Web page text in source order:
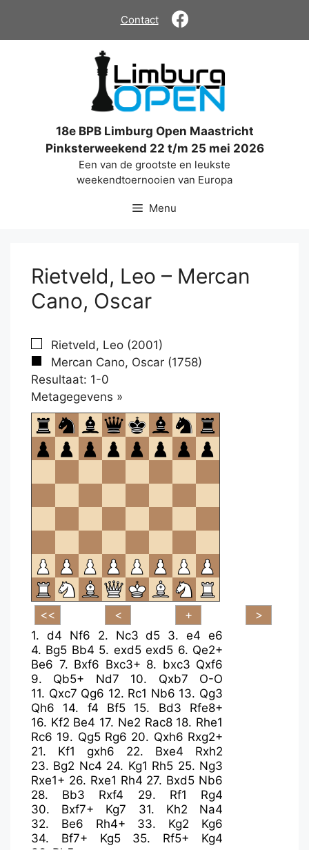
de
Contact
18e BPB Limburg Open Maastricht
Pinksterweekend 22 t/m 25 mei 2026
Een van de grootste en leukste
weekendtoernooien van Europa
Menu
Rietveld, Leo – Mercan
Cano, Oscar
Rietveld, Leo (2001)
Mercan Cano, Oscar (1758)
Resultaat: 1-0
Metagegevens »
om
te
openen.
1. d4 Nf6 2. Nc3 d5 3.e4 e6
4. Bg5 Bb4 5. exd5 exd5 6. Qe2+
Be6 7. Bxf6 Bxc3+ 8. bxc3 Qxf6
9. Qb5+ Nd7 10. Qxb7
O-O
11. Qxc7 Qg6 12. Rc1 Nb6 13. Qg3
Qh6
14. f4 Bf5 15. Bd3
Rfe8+
16. Kf2 Be4 17. Ne2 Rac8 18. Rhe1
Rc6 19. Qg5 Rg6 20. Qxh6 Rxg2+
21. Kf1 gxh6 22. Bxe4
Rxh2
23. Bg2 Nc4 24. Kg1 Rh5 25. Ng3
Rxe1+ 26. Rxe1 Rh4 27. Bxd5 Nb6
28. Bb3 Rxf4 29. Rf1
Rg4
30. Bxf7+ Kg7 31. Kh2
Na4
32. Be6 Rh4+ 33. Kg2
Kg6
34. Bf7+ Kg5 35. Rf5+
Kg4